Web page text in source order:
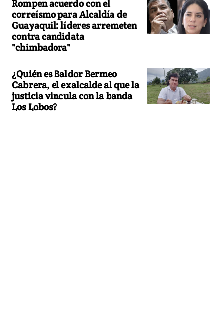
Rompen acuerdo con el
correísmo para Alcaldía de
Guayaquil: líderes arremeten
contra candidata
"chimbadora"
¿Quién es Baldor Bermeo
Cabrera, el exalcalde al que la
justicia vincula con la banda
Los Lobos?